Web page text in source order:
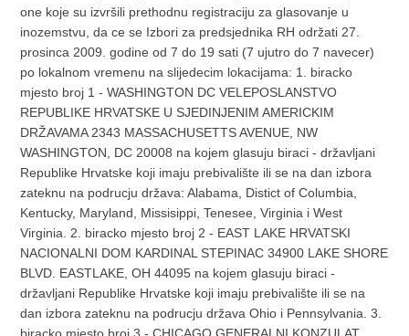
one koje su izvršili prethodnu registraciju za glasovanje u
inozemstvu, da ce se Izbori za predsjednika RH održati 27.
prosinca 2009. godine od 7 do 19 sati (7 ujutro do 7 navecer)
po lokalnom vremenu na slijedecim lokacijama: 1. biracko
mjesto broj 1 - WASHINGTON DC VELEPOSLANSTVO
REPUBLIKE HRVATSKE U SJEDINJENIM AMERICKIM
DRŽAVAMA 2343 MASSACHUSETTS AVENUE, NW
WASHINGTON, DC 20008 na kojem glasuju biraci - državljani
Republike Hrvatske koji imaju prebivalište ili se na dan izbora
zateknu na podrucju država: Alabama, Distict of Columbia,
Kentucky, Maryland, Missisippi, Tenesee, Virginia i West
Virginia. 2. biracko mjesto broj 2 - EAST LAKE HRVATSKI
NACIONALNI DOM KARDINAL STEPINAC 34900 LAKE SHORE
BLVD. EASTLAKE, OH 44095 na kojem glasuju biraci -
državljani Republike Hrvatske koji imaju prebivalište ili se na
dan izbora zateknu na podrucju država Ohio i Pennsylvania. 3.